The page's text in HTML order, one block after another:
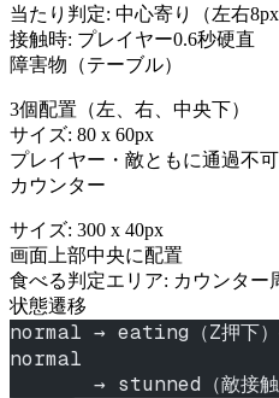
当たり判定: 中心寄り（左右
接触時: プレイヤー0.6秒硬直
障害物（テーブル）
3個配置（左、右、中央下）
サイズ: 80 x 60px
プレイヤー・敵ともに通過不可
カウンター
サイズ: 300 x 40px
画面上部中央に配置
食べる判定エリア: カウンター
状態遷移
normal → eating（Z押
normal
→ stunned（敵